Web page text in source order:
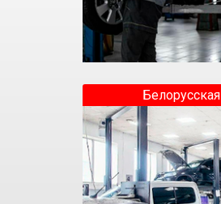
Белорусская